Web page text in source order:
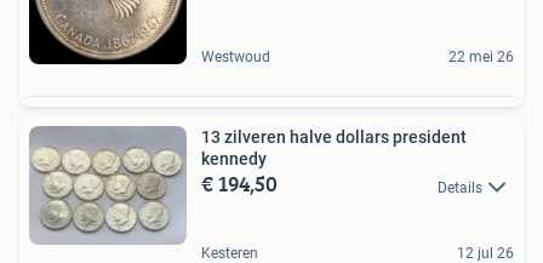
Westwoud 22 mei 26
13 zilveren halve dollars president
kennedy
€ 194,50 Details
Kesteren 12 jul 26